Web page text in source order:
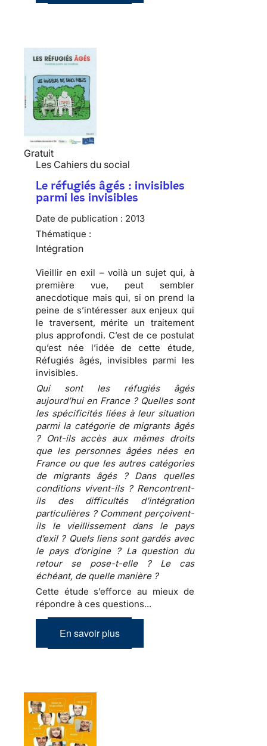
Gratuit
Les Cahiers du social
Le réfugiés âgés : invisibles
parmi les invisibles
Date de publication : 2013
Thématique :
Intégration
Vieillir en exil – voilà un sujet qui, à
première vue, peut sembler
anecdotique mais qui, si on prend la
peine de s’intéresser aux enjeux qui
le traversent, mérite un traitement
plus approfondi. C’est de ce postulat
qu’est née l’idée de cette étude,
Réfugiés âgés, invisibles parmi les
invisibles.
Qui sont les réfugiés âgés
aujourd’hui en France ? Quelles sont
les spécificités liées à leur situation
parmi la catégorie de migrants âgés
? Ont-ils accès aux mêmes droits
que les personnes âgées nées en
France ou que les autres catégories
de migrants âgés ? Dans quelles
conditions vivent-ils ? Rencontrent-
ils des difficultés d’intégration
particulières ? Comment perçoivent-
ils le vieillissement dans le pays
d’exil ? Quels liens sont gardés avec
le pays d’origine ? La question du
retour se pose-t-elle ? Le cas
échéant, de quelle manière ?
Cette étude s’efforce au mieux de
répondre à ces questions...
En savoir plus